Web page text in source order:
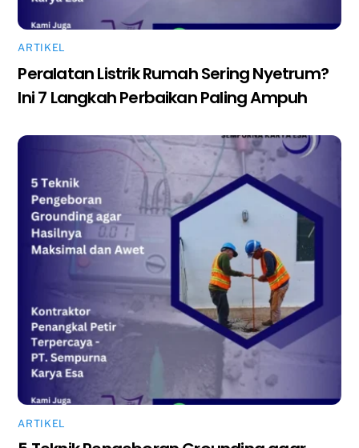
ARTIKEL
Peralatan Listrik Rumah Sering Nyetrum?
Ini 7 Langkah Perbaikan Paling Ampuh
ARTIKEL